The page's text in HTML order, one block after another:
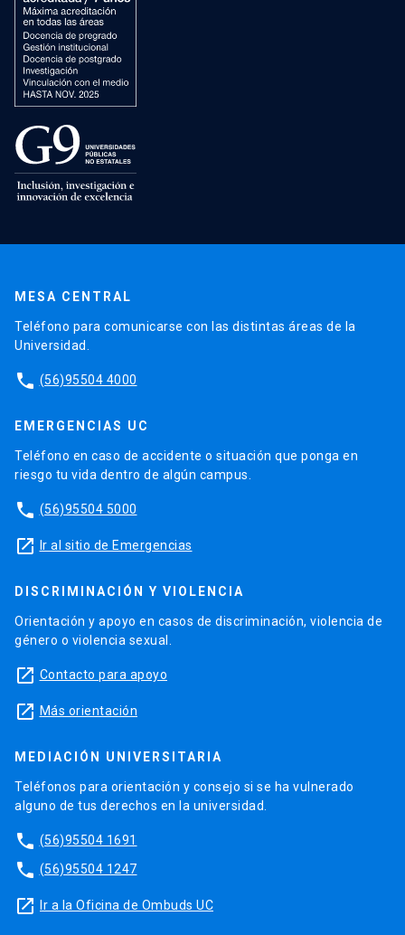
MESA CENTRAL
Teléfono para comunicarse con las distintas áreas de la
Universidad.
phone (56)95504 4000
EMERGENCIAS UC
Teléfono en caso de accidente o situación que ponga en
riesgo tu vida dentro de algún campus.
phone (56)95504 5000
launch Ir al sitio de Emergencias
DISCRIMINACIÓN Y VIOLENCIA
Orientación y apoyo en casos de discriminación, violencia de
género o violencia sexual.
launch Contacto para apoyo
launch Más orientación
MEDIACIÓN UNIVERSITARIA
Teléfonos para orientación y consejo si se ha vulnerado
alguno de tus derechos en la universidad.
phone (56)95504 1691
phone (56)95504 1247
launch Ir a la Oficina de Ombuds UC